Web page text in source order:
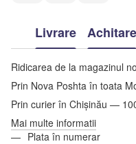
Livrare Achitare
Ridicarea de la magazinul
Prin Nova Poshta în toata
Prin curier în Chișinău —
Mai multe informatii
Plata în numerar